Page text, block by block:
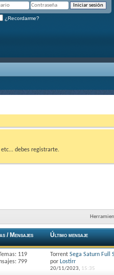
¿Recordarme?
debes registrarte.
/ Mensajes Último mensaje
119
799
Torrent Sega Saturn Full
por Lostirr
20/11/2023, 15:35